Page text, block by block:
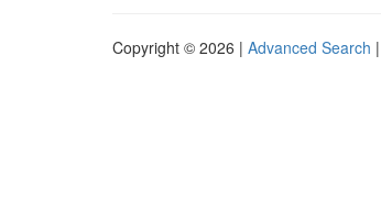
Copyright © 2026 | Advanced Search |